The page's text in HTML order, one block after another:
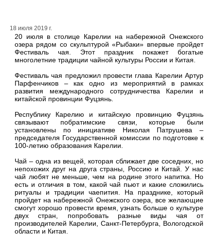
18 июля 2019 г.
20 июля в столице Карелии на набережной Онежского
озера рядом со скульптурой «Рыбаки» впервые пройдет
Фестиваль чая. Этот праздник покажет богатые
многолетние традиции чайной культуры России и Китая.
Фестиваль чая предложил провести глава Карелии Артур
Парфенчиков – как одно из мероприятий в рамках
развития международного сотрудничества Карелии и
китайской провинции Фуцзянь.
Республику Карелию и китайскую провинцию Фуцзянь
связывают побратимские связи, которые были
установлены по инициативе Николая Патрушева –
председателя Государственной комиссии по подготовке к
100-летию образования Карелии.
Чай – одна из вещей, которая сближает две соседних, но
непохожих друг на друга страны, Россию и Китай. У нас
чай любят не меньше, чем на родине этого напитка. Но
есть и отличия в том, какой чай пьют и какие сложились
ритуалы и традиции чаепития. На празднике, который
пройдет на набережной Онежского озера, все желающие
смогут хорошо провести время, узнать больше о культуре
двух стран, попробовать разные виды чая от
производителей Карелии, Санкт-Петербурга, Вологодской
области и Китая.